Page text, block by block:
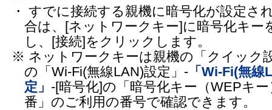
・ すでに接続する親機に暗号化が設定さ
合は、[ネットワークキー]に暗号化キー
し、[接続]をクリックします。
※ ネットワークキーは親機の「クイック
の「Wi-Fi(無線LAN)設定」- 「Wi-Fi(無線
定」 -[暗号化]の「暗号化キー（WEPキー
番」のご利用の番号で確認できます。